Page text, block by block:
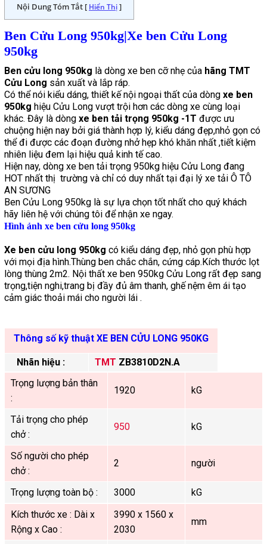
Nội Dung Tóm Tắt [ Hiển Thị]
Ben Cửu Long 950kg|Xe ben Cửu Long
950kg
Ben cửu long 950kg là dòng xe ben cỡ nhẹ của hãng TMT
Cửu Long sản xuất và lắp ráp.
Có thể nói kiểu dáng, thiết kế nội ngoại thất của dòng xe ben
950kg hiệu Cửu Long vượt trội hơn các dòng xe cùng loại
khác. Đây là dòng xe ben tải trọng 950kg -1T được ưu
chuộng hiện nay bởi giá thành hợp lý, kiểu dáng đẹp,nhỏ gọn có
thể đi được các đoạn đường nhở hẹp khó khăn nhất ,tiết kiệm
nhiên liệu đem lại hiệu quả kinh tế cao.
Hiện nay, dòng xe ben tải trọng 950kg hiệu Cửu Long đang
HOT nhất thị trường và chỉ có duy nhất tại đại lý xe tải Ô TÔ
AN SƯƠNG
Ben Cửu Long 950kg là sự lựa chọn tốt nhất cho quý khách
hãy liên hệ với chúng tôi để nhận xe ngay.
Hình ảnh xe ben cửu long 950kg
Xe ben cửu long 950kg có kiểu dáng đẹp, nhỏ gọn phù hợp
với mọi địa hình.Thùng ben chắc chắn, cứng cáp.Kích thước lọt
lòng thùng 2m2. Nội thất xe ben 950kg Cửu Long rất đẹp sang
trọng,tiện nghi,trang bị đầy đủ âm thanh, ghế nệm êm ái tạo
cảm giác thoải mái cho người lái .
Thông số kỹ thuật XE BEN CỬU LONG 950KG
Nhãn hiệu : TMT ZB3810D2N.A
Trọng lượng bản thân
:
1920 kG
Tải trọng cho phép
chở :
950 kG
Số người cho phép
chở :
2 người
Trọng lượng toàn bộ : 3000
kG
Kích thước xe : Dài x
Rộng x Cao :
3990 x 1560 x
2030
mm